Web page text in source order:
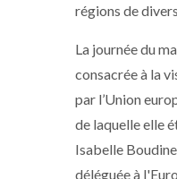
régions de
La journée du
consacrée à la
par l’Union
de laquelle elle
Isabelle
déléguée à